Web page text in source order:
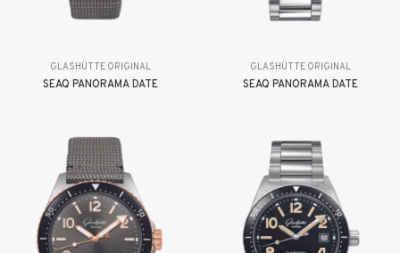
GLASHÜTTE ORIGINAL
SEAQ PANORAMA DATE
GLASHÜTTE ORIGINAL
SEAQ PANORAMA DATE